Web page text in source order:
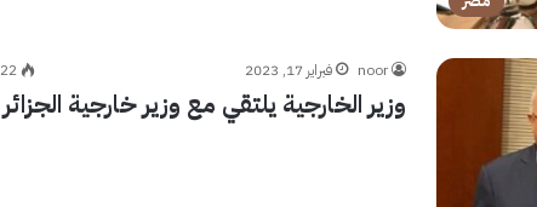
noor فبراير 17, 2023 22
وزير الخارجية يلتقي مع وزير خارجية الجزائر